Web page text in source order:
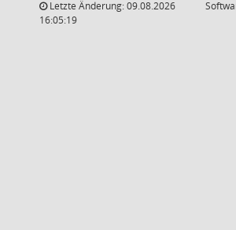
Letzte Änderung: 09.08.2026
16:05:19